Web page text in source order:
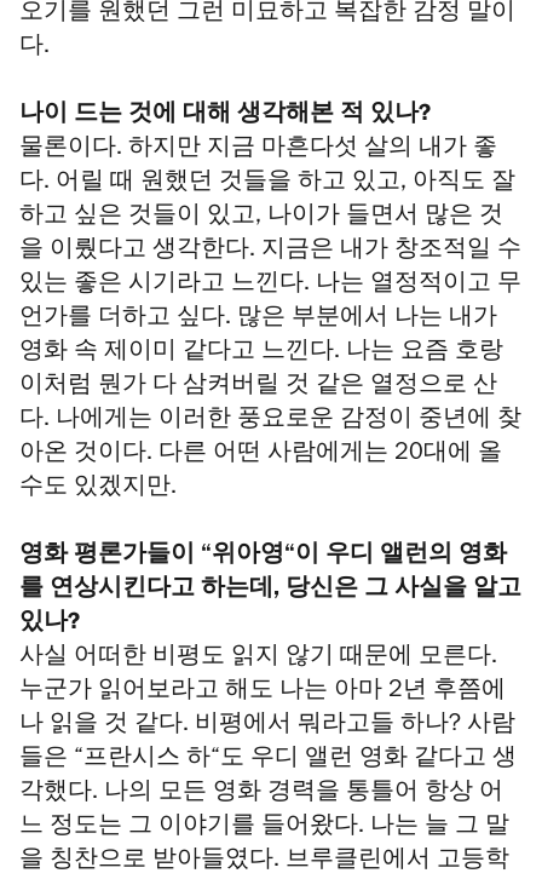
오기를 원했던 그런 미묘하고 복잡한 감정 말이
다.
나이 드는 것에 대해 생각해본 적 있나?
물론이다. 하지만 지금 마흔다섯 살의 내가 좋
다. 어릴 때 원했던 것들을 하고 있고, 아직도 잘
하고 싶은 것들이 있고, 나이가 들면서 많은 것
을 이뤘다고 생각한다. 지금은 내가 창조적일 수
있는 좋은 시기라고 느낀다. 나는 열정적이고 무
언가를 더하고 싶다. 많은 부분에서 나는 내가
영화 속 제이미 같다고 느낀다. 나는 요즘 호랑
이처럼 뭔가 다 삼켜버릴 것 같은 열정으로 산
다. 나에게는 이러한 풍요로운 감정이 중년에 찾
아온 것이다. 다른 어떤 사람에게는 20대에 올
수도 있겠지만.
영화 평론가들이 “위아영“이 우디 앨런의 영화
를 연상시킨다고 하는데, 당신은 그 사실을 알고
있나?
사실 어떠한 비평도 읽지 않기 때문에 모른다.
누군가 읽어보라고 해도 나는 아마 2년 후쯤에
나 읽을 것 같다. 비평에서 뭐라고들 하나? 사람
들은 “프란시스 하“도 우디 앨런 영화 같다고 생
각했다. 나의 모든 영화 경력을 통틀어 항상 어
느 정도는 그 이야기를 들어왔다. 나는 늘 그 말
을 칭찬으로 받아들였다. 브루클린에서 고등학